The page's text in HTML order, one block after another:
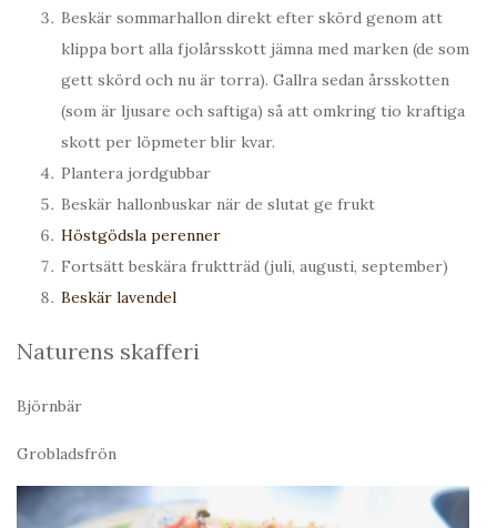
Beskär sommarhallon direkt efter skörd genom att
klippa bort alla fjolårsskott jämna med marken (de som
gett skörd och nu är torra). Gallra sedan årsskotten
(som är ljusare och saftiga) så att omkring tio kraftiga
skott per löpmeter blir kvar.
Plantera jordgubbar
Beskär hallonbuskar när de slutat ge frukt
Höstgödsla perenner
Fortsätt beskära fruktträd (juli, augusti, september)
Beskär lavendel
Naturens skafferi
Björnbär
Grobladsfrön